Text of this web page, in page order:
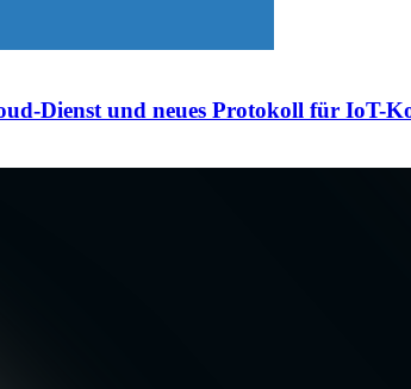
Dienst und neues Protokoll für IoT-